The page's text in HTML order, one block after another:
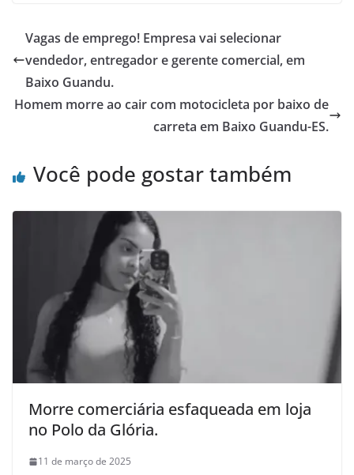
Vagas de emprego! Empresa vai selecionar
vendedor, entregador e gerente comercial, em
Baixo Guandu.
Homem morre ao cair com motocicleta por baixo de
carreta em Baixo Guandu-ES.
Você pode gostar também
Morre comerciária esfaqueada em loja
no Polo da Glória.
11 de março de 2025